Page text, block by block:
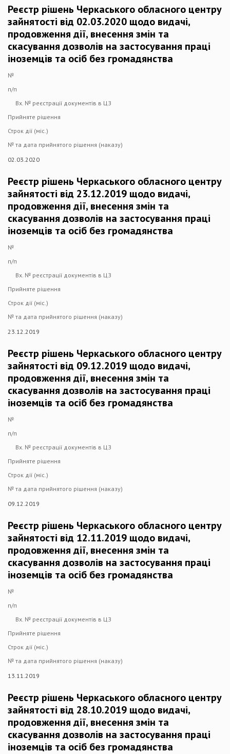
Реєстр рішень Черкаського обласного центру
зайнятості від 02.03.2020 щодо видачі,
продовження дії, внесення змін та
скасування дозволів на застосування праці
іноземців та осіб без громадянства
№
п/п
Вх. № реєстрації документів в ЦЗ
Прийняте рішення
Строк дії (міс.)
№ та дата прийнятого рішення (наказу)
02.03.2020
Реєстр рішень Черкаського обласного центру
зайнятості від 23.12.2019 щодо видачі,
продовження дії, внесення змін та
скасування дозволів на застосування праці
іноземців та осіб без громадянства
№
п/п
Вх. № реєстрації документів в ЦЗ
Прийняте рішення
Строк дії (міс.)
№ та дата прийнятого рішення (наказу)
23.12.2019
Реєстр рішень Черкаського обласного центру
зайнятості від 09.12.2019 щодо видачі,
продовження дії, внесення змін та
скасування дозволів на застосування праці
іноземців та осіб без громадянства
№
п/п
Вх. № реєстрації документів в ЦЗ
Прийняте рішення
Строк дії (міс.)
№ та дата прийнятого рішення (наказу)
09.12.2019
Реєстр рішень Черкаського обласного центру
зайнятості від 12.11.2019 щодо видачі,
продовження дії, внесення змін та
скасування дозволів на застосування праці
іноземців та осіб без громадянства
№
п/п
Вх. № реєстрації документів в ЦЗ
Прийняте рішення
Строк дії (міс.)
№ та дата прийнятого рішення (наказу)
13.11.2019
Реєстр рішень Черкаського обласного центру
зайнятості від 28.10.2019 щодо видачі,
продовження дії, внесення змін та
скасування дозволів на застосування праці
іноземців та осіб без громадянства